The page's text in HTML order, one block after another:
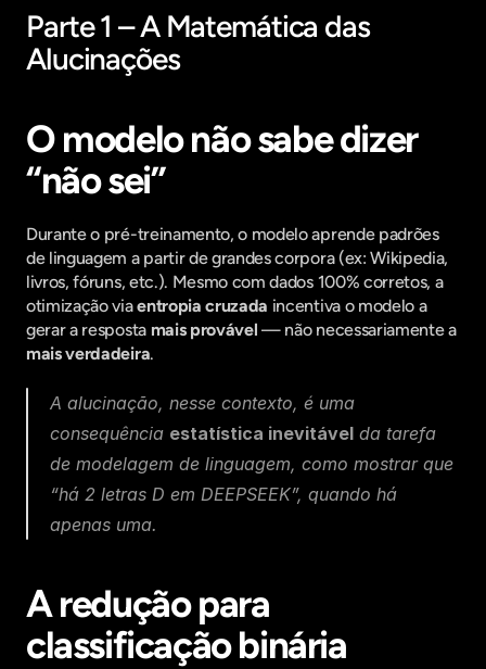
Parte 1 – A Matemática das
Alucinações
O modelo não sabe dizer
“não sei”
Durante o pré-treinamento, o modelo aprende padrões
de linguagem a partir de grandes corpora (ex: Wikipedia,
livros, fóruns, etc.). Mesmo com dados 100% corretos, a
otimização via entropia cruzada incentiva o modelo a
gerar a resposta mais provável
— não necessariamente a
mais verdadeira.
A alucinação, nesse contexto, é uma
consequência estatística inevitável da tarefa
de modelagem de linguagem, como mostrar que
“há 2 letras D em DEEPSEEK”, quando há
apenas uma.
A redução para
classificação binária